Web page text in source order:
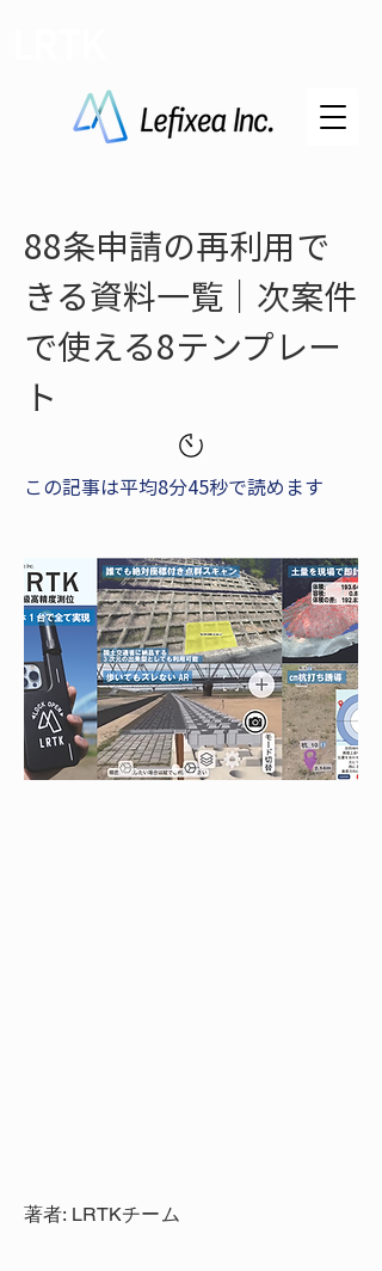
88条申請の再利用で
きる資料一覧｜次案件
で使える8テンプレー
ト
この記事は平均8分45秒で読めます
著者: LRTKチーム